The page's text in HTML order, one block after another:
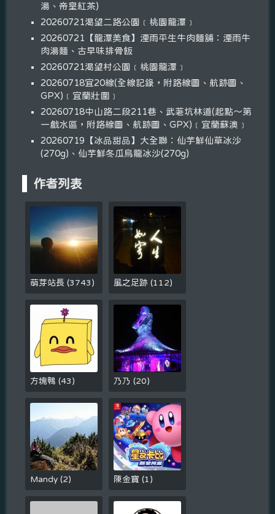
湯、帝皇紅茶)
20260721渴望二路公園﹝桃園龍潭﹞
20260721【龍潭美食】湮雨平生牛肉麵舖：湮雨牛
肉湯麵、古早味排骨飯
20260721渴望村公園﹝桃園龍潭﹞
20260718宜20線(全線記錄，附路線圖、航跡圖、
GPX)﹝宜蘭壯圍﹞
20260718中山路二段211巷、武荖坑林道(起點～第
一戲水區，附路線圖、航跡圖、GPX)﹝宜蘭蘇澳﹞
20260719【冰品甜品】大全聯：仙芋鮮仙草冰沙
(270g)、仙芋鮮冬瓜烏龍冰沙(270g)
作者列表
萌芽站長(3743 ) 風之足跡(112)
方塊鴨(43 ) 乃乃(20)
Mandy(2) 陳金寶(1 )